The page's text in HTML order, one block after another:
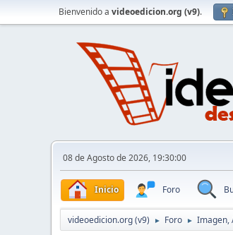
Bienvenido a videoedicion.org (v9).
08 de Agosto de 2026, 19:30:00
Inicio Foro
videoedicion.org (v9) ► Foro ► Imagen,